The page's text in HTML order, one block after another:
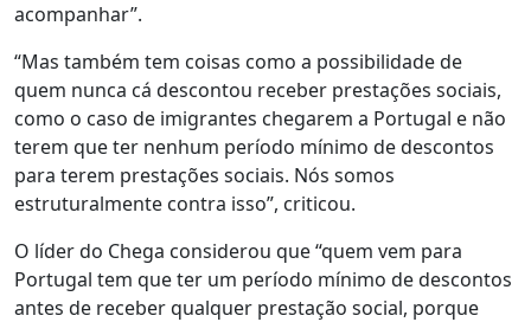
acompanhar”.
“Mas também tem coisas como a possibilidade de
quem nunca cá descontou receber prestações sociais,
como o caso de imigrantes chegarem a Portugal e não
terem que ter nenhum período mínimo de descontos
para terem prestações sociais. Nós somos
estruturalmente contra isso”, criticou.
O líder do Chega considerou que “quem vem para
Portugal tem que ter um período mínimo de descontos
antes de receber qualquer prestação social, porque